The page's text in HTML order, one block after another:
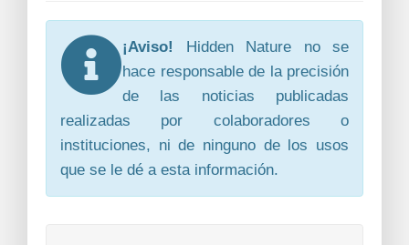
¡Aviso!
Hidden Nature no se
hace responsable de la precisión
de las noticias publicadas
realizadas por colaboradores o
instituciones, ni de ninguno de los usos
que se le dé a esta información.